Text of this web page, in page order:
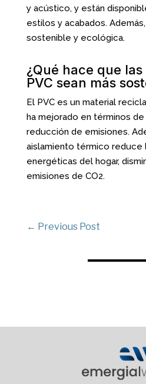
y acústico, y están
estilos y acabados.
sostenible y ecológica.
¿Qué hace que
PVC sean más
El PVC es un material
ha mejorado en términos
reducción de emisiones.
aislamiento térmico reduce
energéticas del hogar,
emisiones de CO2.
← Previous Post